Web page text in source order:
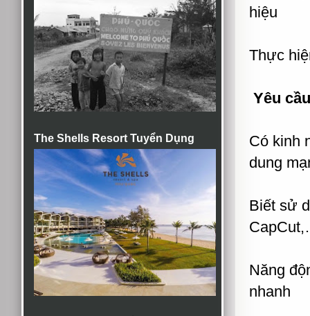
The Shells Resort Tuyển Dụng
hiệu
Thực
Yêu
Có kinh
dung
Biết sử
Năng
nhanh